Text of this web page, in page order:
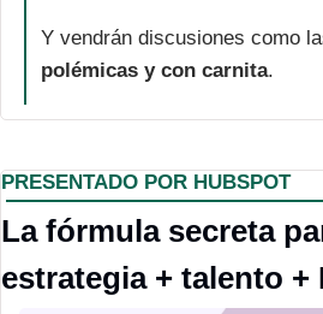
polémicas y con carnita.
PRESENTADO POR HUBSPOT
La fórmula secreta
estrategia + talento +